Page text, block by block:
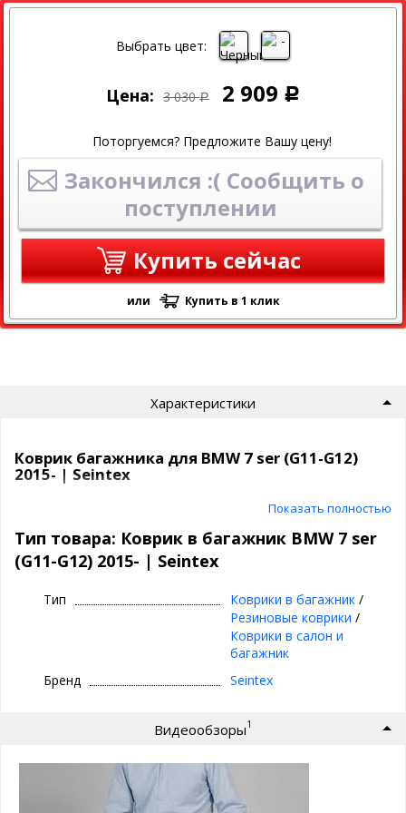
СКИДКА
Выбрать цвет:
Цена: 3 030 Р 2 909 Р
Поторгуемся? Предложите Вашу цену!
Закончился :( Сообщить о
поступлении
Купить сейчас
или Купить в 1 клик
Характеристики
Коврик багажника для BMW 7 ser (G11-G12)
2015- | Seintex
Коврик в багажник автомобиля |
полиуретановый, Seintex
⊕ высокие бортики, специальный рисунок
геометрию багажника вашего автомобиля
⊕ используется каждый день круглый год -
лето, осень, зима, весна
морозе, не пахнет - эластичный и практичный
⊕ износостоек, легко чистится и моется, прост
в уходе
Показать полностью
Тип товара: Коврик в багажник BMW 7 ser
(G11-G12) 2015- | Seintex
Тип Коврики в багажник/
Резиновые коврики /
Коврики в салон и
багажник
Бренд
Seintex
Видеообзоры1